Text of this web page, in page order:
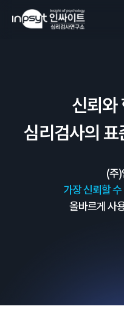
신뢰와
심리검사의
(주
가장 신뢰할
올바르게 사